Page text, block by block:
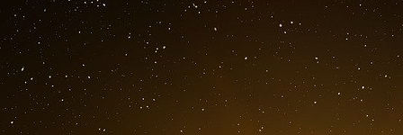
persévérer dans cette réflexion. Rappelons à
que les dissuasions française et britannique
du continent – sans préciser comment. Le
cette question fondamentale.
Royaume-Uni : le poids de l’influence